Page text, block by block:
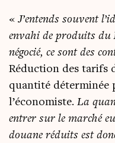
« J’entends sou­vent
enva­hi de pro­duits du
négo­cié, ce sont des
Réduc­tion des tarifs
quan­ti­té déter­mi­née
l’économiste. La
entrer sur le mar­ché
douane réduits est